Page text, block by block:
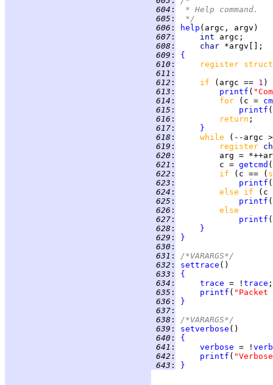
604 :
* Help command.
605 :
*/
606 : help
607 : int
608 : char
609 :
{
610 :
register
611 :
612 : if (argc == 1 )
613 : printf (
614 : for (c =
615 : printf (
616 : return
617 :
}
618 : while
(--argc
619 : register
620 :
621 :
         c =
getcmd
622 : if (c == (
623 : printf (
624 : else if
(c
625 : printf (
626 :
else
627 : printf (
628 :
}
629 :
}
630 :
631 :
/*VARARGS*/
632 : settrace
633 :
{
634 : trace = ! trace
635 : printf (
636 :
}
637 :
638 :
/*VARARGS*/
639 : setverbose
640 :
{
641 : verbose = !
642 : printf (
643 : }